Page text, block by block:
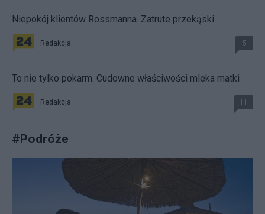
Niepokój klientów Rossmanna. Zatrute przekąski
Redakcja 5
To nie tylko pokarm. Cudowne właściwości mleka matki
Redakcja 11
#Podróże